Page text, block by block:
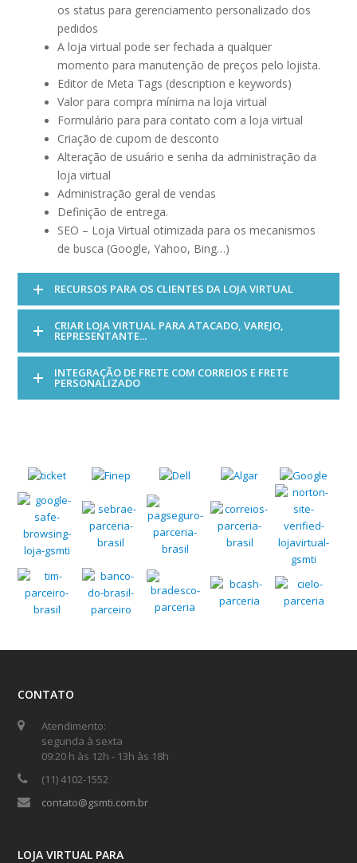
os status para gerenciamento personalizado dos
pedidos
A loja virtual pode ser fechada a qualquer
momento para manutenção de preços pelo lojista.
Editor de Meta Tags (description e keywords)
Valor para compra mínima na loja virtual
Formulário para para contato com a loja virtual
Criação de cupom de desconto
Alteração de usuário e senha da administração da
loja virtual
Administração geral de vendas
Definição de entrega.
SEO – Loja Virtual otimizada para os mecanismos
de busca (Google, Yahoo, Bing…)
RECURSOS PARA OS CLIENTES DA LOJA VIRTUAL
CRIAR LOJA VIRTUAL PARA ATACADO, VAREJO,
REPRESENTANTE...
INTEGRAÇÃO DE FRETE COM CORREIOS E FRETE
PERSONALIZADO
CONTATO
Atendimento:
segunda à sexta
09:20 h às 12h - 13h às 18h
(11) 4102-1552
contato@gsmti.com.br
LOJA VIRTUAL PARA